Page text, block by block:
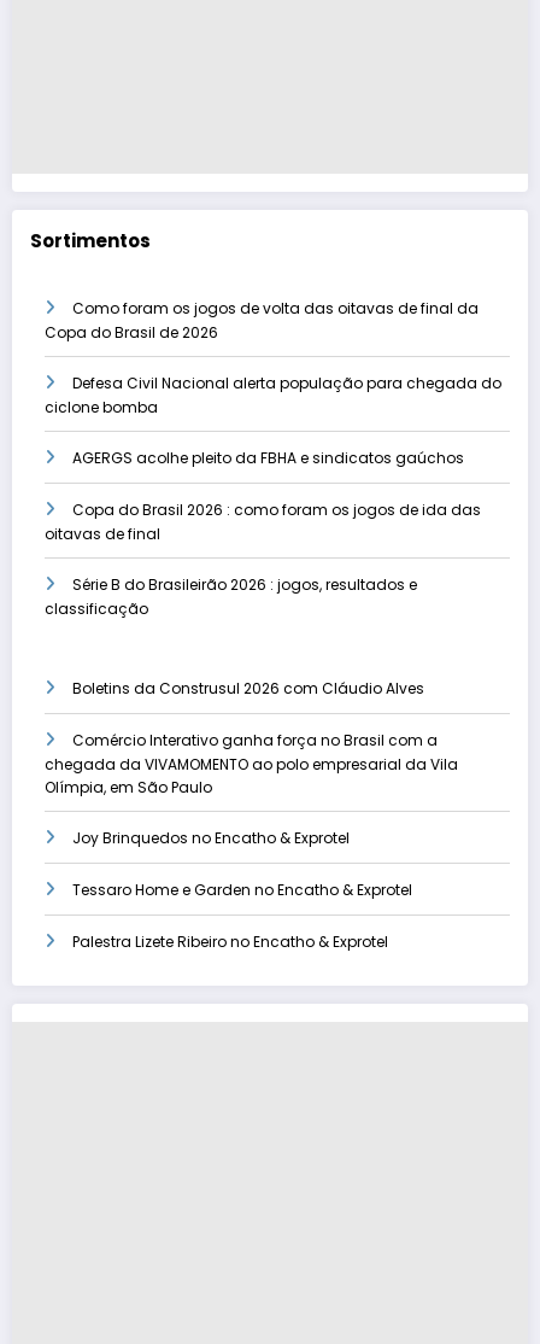
Sortimentos
Como foram os jogos de volta das oitavas de final da
Copa do Brasil de 2026
Defesa Civil Nacional alerta população para chegada do
ciclone bomba
AGERGS acolhe pleito da FBHA e sindicatos gaúchos
Copa do Brasil 2026 : como foram os jogos de ida das
oitavas de final
Série B do Brasileirão 2026 : jogos, resultados e
classificação
Boletins da Construsul 2026 com Cláudio Alves
Comércio Interativo ganha força no Brasil com a
chegada da VIVAMOMENTO ao polo empresarial da Vila
Olímpia, em São Paulo
Joy Brinquedos no Encatho & Exprotel
Tessaro Home e Garden no Encatho & Exprotel
Palestra Lizete Ribeiro no Encatho & Exprotel